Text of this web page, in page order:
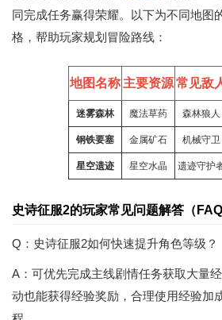
同完成任务赢得荣耀。以下为不同地图
格，帮助玩家规划冒险路线：
地图名称 主要资源 常见敌
迷雾森林 魔法草药 森林狼人
钢铁要塞 金属矿石 机械守卫
星空遗迹 星空水晶 遗迹守护
史诗征服2的玩家常见问题解答（FAQ
Q：史诗征服2如何快速提升角色等级？
A：可优先完成主线剧情任务获取大量
动也能获得经验奖励，合理使用经验加